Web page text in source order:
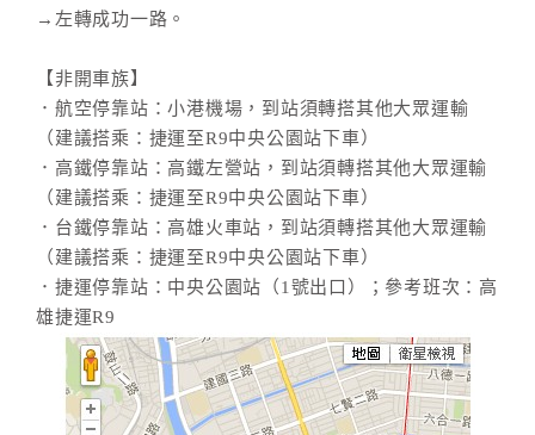
→左轉成功一路。
【非開車族】
．航空停靠站：小港機場，到站須轉搭其他大眾運輸
（建議搭乘：捷運至R9中央公園站下車）
．高鐵停靠站：高鐵左營站，到站須轉搭其他大眾運輸
（建議搭乘：捷運至R9中央公園站下車）
．台鐵停靠站：高雄火車站，到站須轉搭其他大眾運輸
（建議搭乘：捷運至R9中央公園站下車）
．捷運停靠站：中央公園站（1號出口）；參考班次：高
雄捷運R9